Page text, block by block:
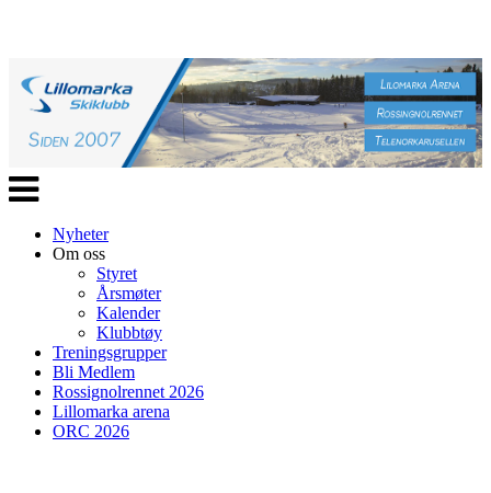
Veksle
navigasjon
Nyheter
Om oss
Styret
Årsmøter
Kalender
Klubbtøy
Treningsgrupper
Bli Medlem
Rossignolrennet 2026
Lillomarka arena
ORC 2026